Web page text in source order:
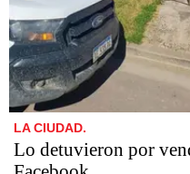
LA CIUDAD.
Lo detuvieron por